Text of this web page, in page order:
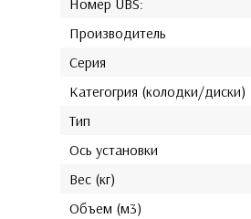
Производитель
Серия
Категогрия (колодки/диски)
Тип
Ось установки
Вес (кг)
Объем (м3)